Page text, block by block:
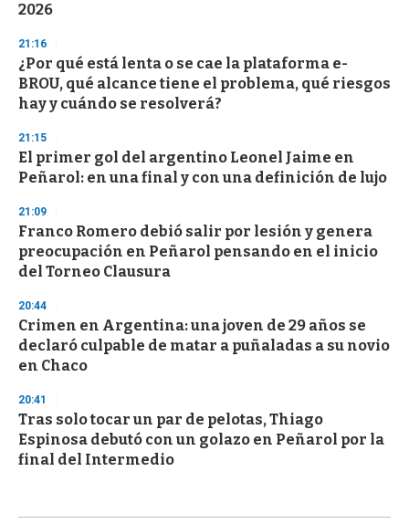
2026
21:16
¿Por qué está lenta o se cae la plataforma e-
BROU, qué alcance tiene el problema, qué riesgos
hay y cuándo se resolverá?
21:15
El primer gol del argentino Leonel Jaime en
Peñarol: en una final y con una definición de lujo
21:09
Franco Romero debió salir por lesión y genera
preocupación en Peñarol pensando en el inicio
del Torneo Clausura
20:44
Crimen en Argentina: una joven de 29 años se
declaró culpable de matar a puñaladas a su novio
en Chaco
20:41
Tras solo tocar un par de pelotas, Thiago
Espinosa debutó con un golazo en Peñarol por la
final del Intermedio